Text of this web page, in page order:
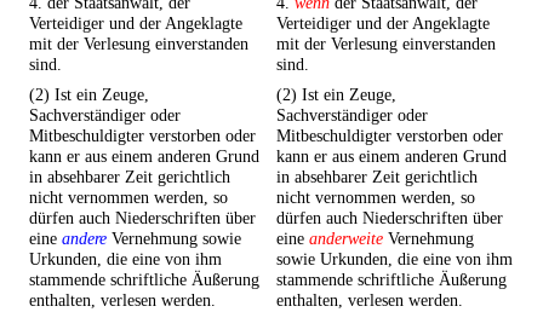
Verteidiger und der Angeklagte
mit der Verlesung einverstanden
sind.
Verteidiger und der Angeklagte
mit der Verlesung einverstanden
sind.
(2) Ist ein Zeuge,
Sachverständiger oder
Mitbeschuldigter verstorben oder
kann er aus einem anderen Grund
in absehbarer Zeit gerichtlich
nicht vernommen werden, so
dürfen auch Niederschriften über
eine andere Vernehmung sowie
Urkunden, die eine von ihm
stammende schriftliche Äußerung
enthalten, verlesen werden.
(2) Ist ein Zeuge,
Sachverständiger oder
Mitbeschuldigter verstorben oder
kann er aus einem anderen Grund
in absehbarer Zeit gerichtlich
nicht vernommen werden, so
dürfen auch Niederschriften über
eine anderweite Vernehmung
sowie Urkunden, die eine von ihm
stammende schriftliche Äußerung
enthalten, verlesen werden.